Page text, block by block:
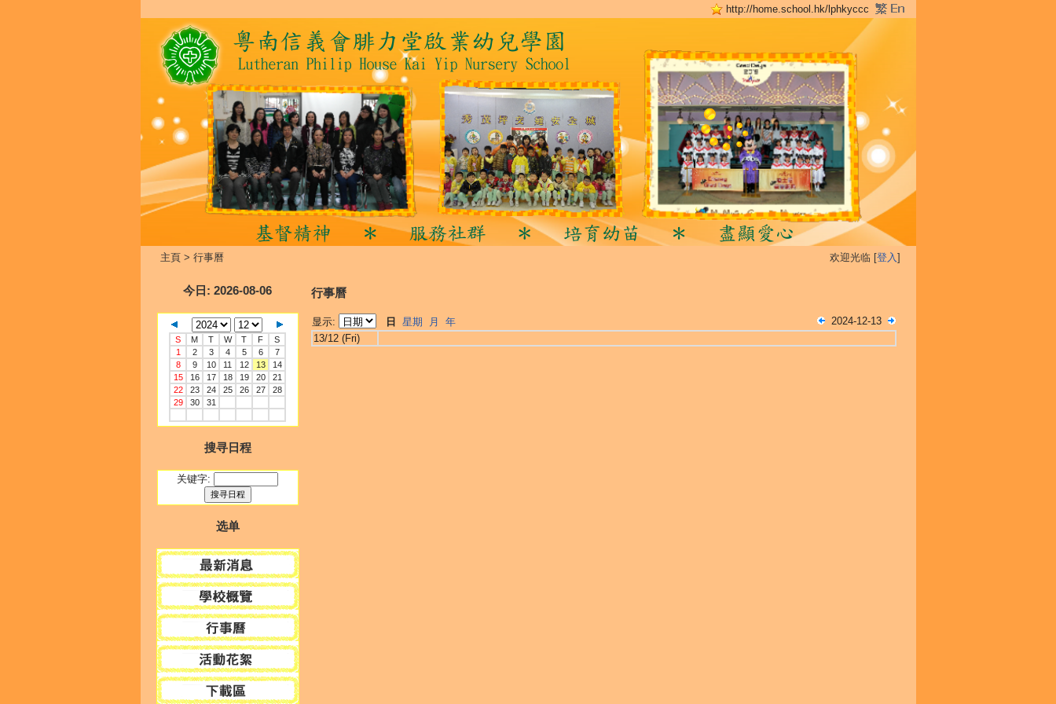
http://home.school.hk/lphkyccc
主頁> 行事曆 欢迎光临 [登入]
今日 : 2026-08-06
S M T W T F
S
1
2 3 4 5 6
7
8
9 10 11 12 13
14
15
16 17 18 19 20
21
22
23 24 25 26 27
28
29
30 31
搜寻日程
关键字:
选单
行事曆
显示: 日 星期 月 年
2024-12-13
13/12 (Fri)